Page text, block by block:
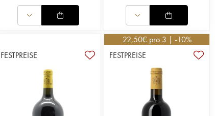
FESTPREISE
22,50€ pro 3 | -10%
FESTPREISE